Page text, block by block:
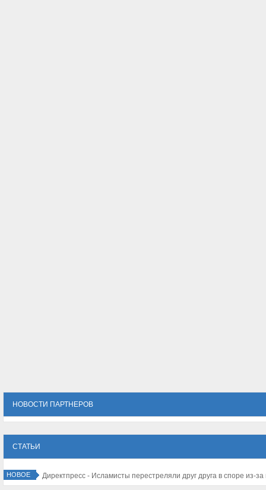
НОВОСТИ ПАРТНЕРОВ
СТАТЬИ
НОВОЕтуристов в Израиле резко падает